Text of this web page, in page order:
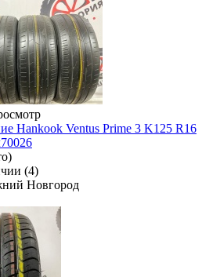
Hankook Ventus Prime 3 K125 R16
(4)
Новгород